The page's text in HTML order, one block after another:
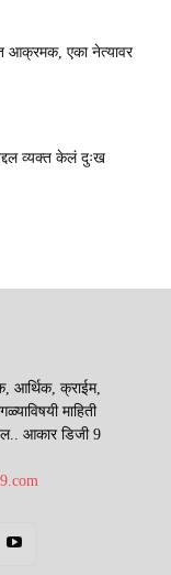
आक्रमक, एका नेत्यावर
व्यक्त केलं दुःख
आर्थिक, क्राईम,
माहिती
आकार डिजी 9